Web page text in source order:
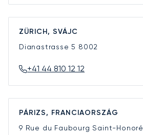
ZÜRICH, SVÁJC
Dianastrasse 5 8002
+41 44 810 12 12
PÁRIZS, FRANCIAORSZÁG
9 Rue du Faubourg Saint-Honoré